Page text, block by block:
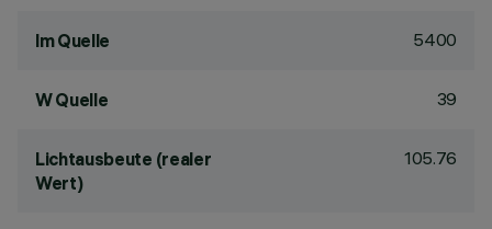
lm Quelle 5400
W Quelle 39
Lichtausbeute (realer
Wert)
105.76